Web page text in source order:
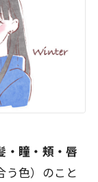
・瞳・頬・唇
う色）のこと